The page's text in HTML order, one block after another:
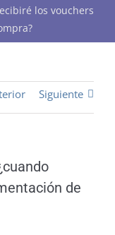
los vouchers
Siguiente
de